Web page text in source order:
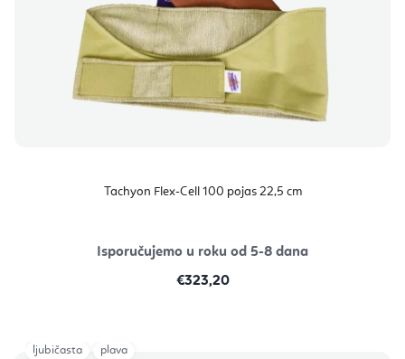
Tachyon Flex-Cell 100 pojas 22,5 cm
Isporučujemo u roku od 5-8 dana
€323,20
ljubičasta plava